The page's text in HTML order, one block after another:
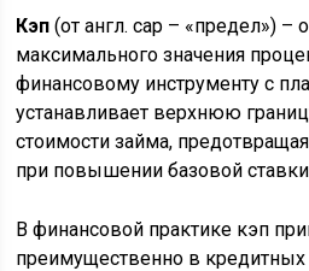
Кэп (от англ. cap – «предел») –
максимального значения
финансовому инструменту с
устанавливает верхнюю
стоимости займа,
при повышении базовой
В финансовой практике кэп
преимущественно в кредитных